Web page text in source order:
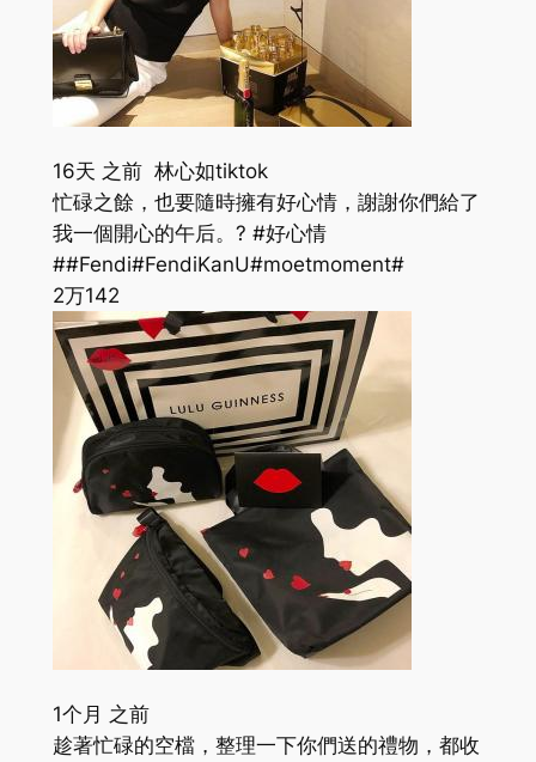
16天 之前 林心如tiktok
忙碌之餘，也要隨時擁有好心情，謝謝你們給了
我一個開心的午后。? #好心情
##Fendi#FendiKanU#moetmoment#
2万142
1个月 之前
趁著忙碌的空檔，整理一下你們送的禮物，都收